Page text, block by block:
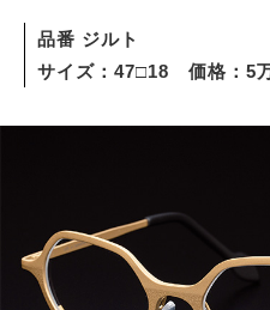
品番 ジルト
サイズ：47□18 価格：5